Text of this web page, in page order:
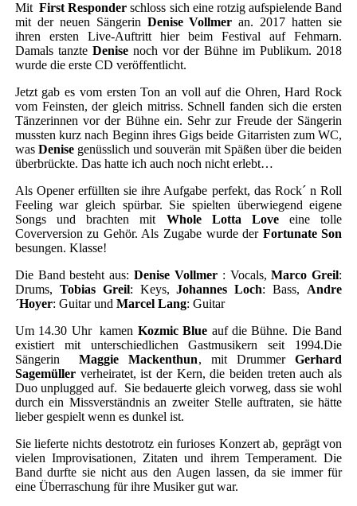
MitFirst Responder schloss sich eine rotzig aufspielende Band
mit der neuen Sängerin Denise Vollmer an. 2017 hatten sie
ihren ersten Live-Auftritt hier beim Festival auf Fehmarn.
Damals tanzte Denisenoch vor der Bühne im Publikum. 2018
wurde die erste CD veröffentlicht.
Jetzt gab es vom ersten Ton an voll auf die Ohren, Hard Rock
vom Feinsten, der gleich mitriss. Schnell fanden sich die ersten
Tänzerinnen vor der Bühne ein. Sehr zur Freude der Sängerin
mussten kurz nach Beginn ihres Gigs beide Gitarristen zum WC,
was Denisegenüsslich und souverän mit Späßen über die beiden
überbrückte. Das hatte ich auch noch nicht erlebt…
Als Opener erfüllten sie ihre Aufgabe perfekt, das Rock´ n Roll
Feeling war gleich spürbar. Sie spielten überwiegend eigene
Songs und brachten mit Whole Lotta Loveeine tolle
Coverversion zu Gehör. Als Zugabe wurde der Fortunate Son
besungen. Klasse!
Die Band besteht aus:Denise Vollmer: Vocals,Marco Greil:
Drums, Tobias Greil: Keys,Johannes Loch: Bass, Andre
´Hoyer: Guitar und Marcel Lang: Guitar
Um 14.30 Uhr kamen Kozmic Blue auf die Bühne. Die Band
existiert mit unterschiedlichen Gastmusikern seit 1994.Die
SängerinMaggie Mackenthun, mit DrummerGerhard
Sagemüllerverheiratet, ist der Kern, die beiden treten auch als
Duo unplugged auf. Sie bedauerte gleich vorweg, dass sie wohl
durch ein Missverständnis an zweiter Stelle auftraten, sie hätte
lieber gespielt wenn es dunkel ist.
Sie lieferte nichts destotrotz ein furioses Konzert ab, geprägt von
vielen Improvisationen, Zitaten und ihrem Temperament. Die
Band durfte sie nicht aus den Augen lassen, da sie immer für
eine Überraschung für ihre Musiker gut war.